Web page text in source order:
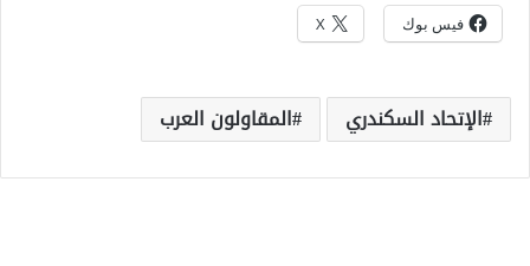
فيس بوك X
الإتحاد السكندري المقاولون العرب